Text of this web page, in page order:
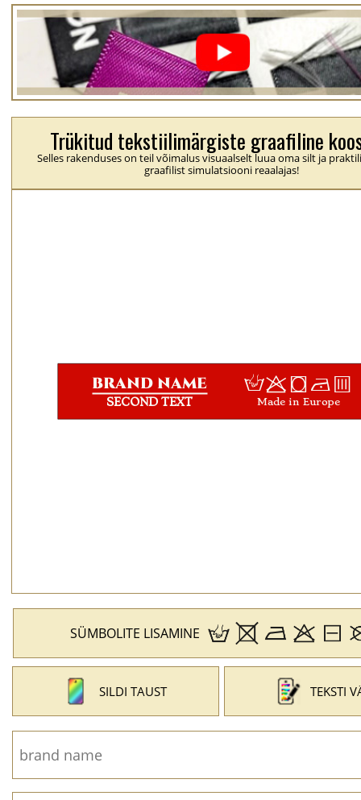
Trükitud tekstiilimärgiste graafiline
Selles rakenduses on teil võimalus visuaalselt luua oma silt ja
graafilist simulatsiooni reaalajas!
Hp jNb
SÜMBOLITE LISAMINE
SILDI TAUST TEKSTI